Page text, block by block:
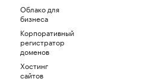
Облако для
бизнеса
Корпоративный
регистратор
доменов
Хостинг
сайтов